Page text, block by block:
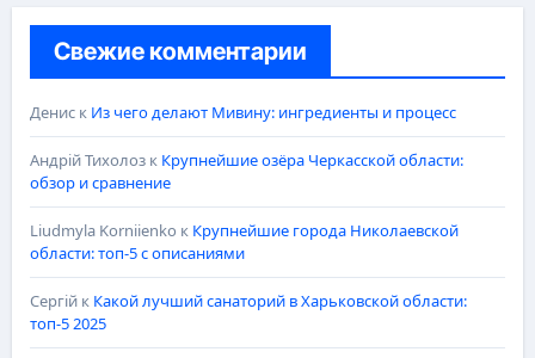
Свежие комментарии
Дениск Из чего делают Мивину: ингредиенты и процесс
Андрій Тихолозк Крупнейшие озёра Черкасской области:
обзор и сравнение
Liudmyla Korniienko к Крупнейшие города Николаевской
области: топ-5 с описаниями
Сергійк Какой лучший санаторий в Харьковской области:
топ-5 2025